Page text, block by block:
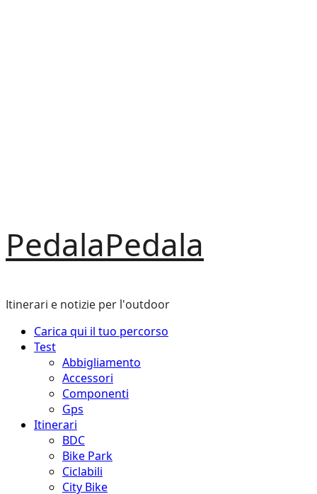
PedalaPedala
Itinerari e notizie per l'outdoor
Menu
principale
Carica qui il tuo percorso
Test
Abbigliamento
Accessori
Componenti
Gps
Itinerari
BDC
Bike Park
Ciclabili
City Bike